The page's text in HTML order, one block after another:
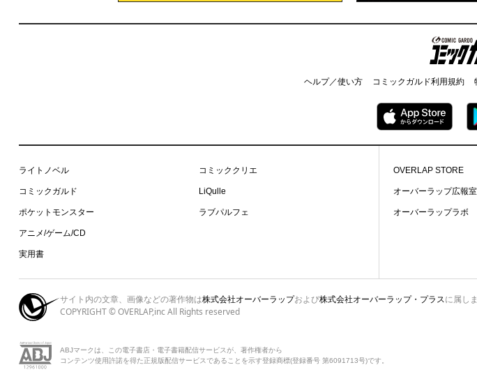
コミック
ヘルプ／使い方 コミックガルド利用規約
ライトノベル
コミックガルド
ポケットモンスター
アニメ/ゲーム/CD
実用書
コミッククリエ
LiQulle
ラブパルフェ
OVERLAP STORE
オーバーラップ広報室
オーバーラップラボ
サイト内の文章、画像などの著作物は株式会社オーバーラップおよび株式会社オーバーラップ・プラス に属し
COPYRIGHT © OVERLAP,inc All Rights reserved
ABJマークは、この電子書店・電子書籍配信サービスが、著作権者から
コンテンツ使用許諾を得た正規版配信サービスであることを示す登録商標(登録番号 第6091713号)です。